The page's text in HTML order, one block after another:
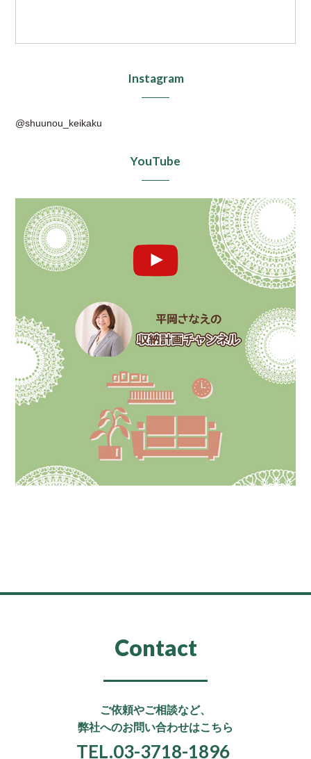
Instagram
@shuunou_keikaku
YouTube
Contact
ご依頼やご相談など、
弊社へのお問い合わせはこちら
TEL.03-3718-1896